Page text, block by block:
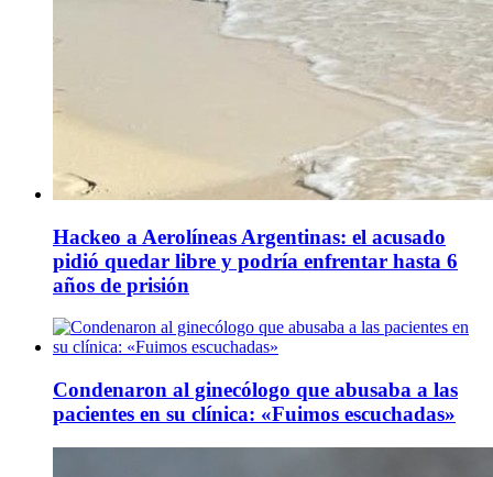
Hackeo a Aerolíneas Argentinas: el acusado
pidió quedar libre y podría enfrentar hasta 6
años de prisión
Condenaron al ginecólogo que abusaba a las
pacientes en su clínica: «Fuimos escuchadas»